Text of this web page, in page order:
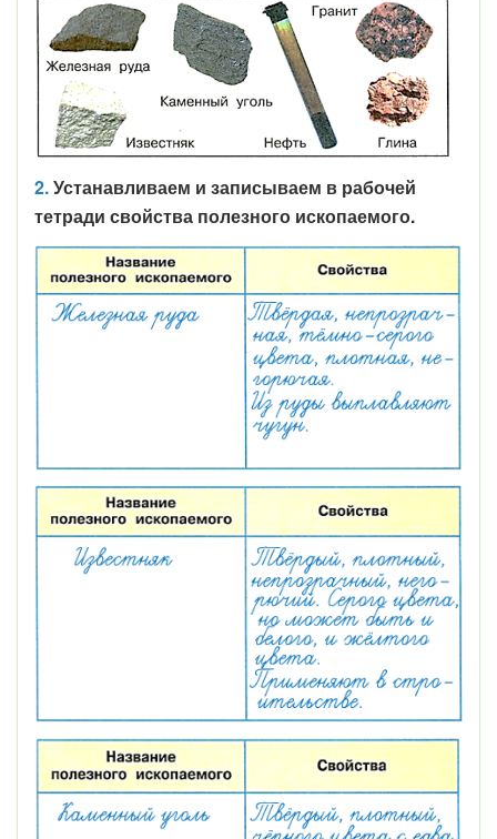
2.Устанавливаем и записываем в рабочей
тетради свойства полезного ископаемого.